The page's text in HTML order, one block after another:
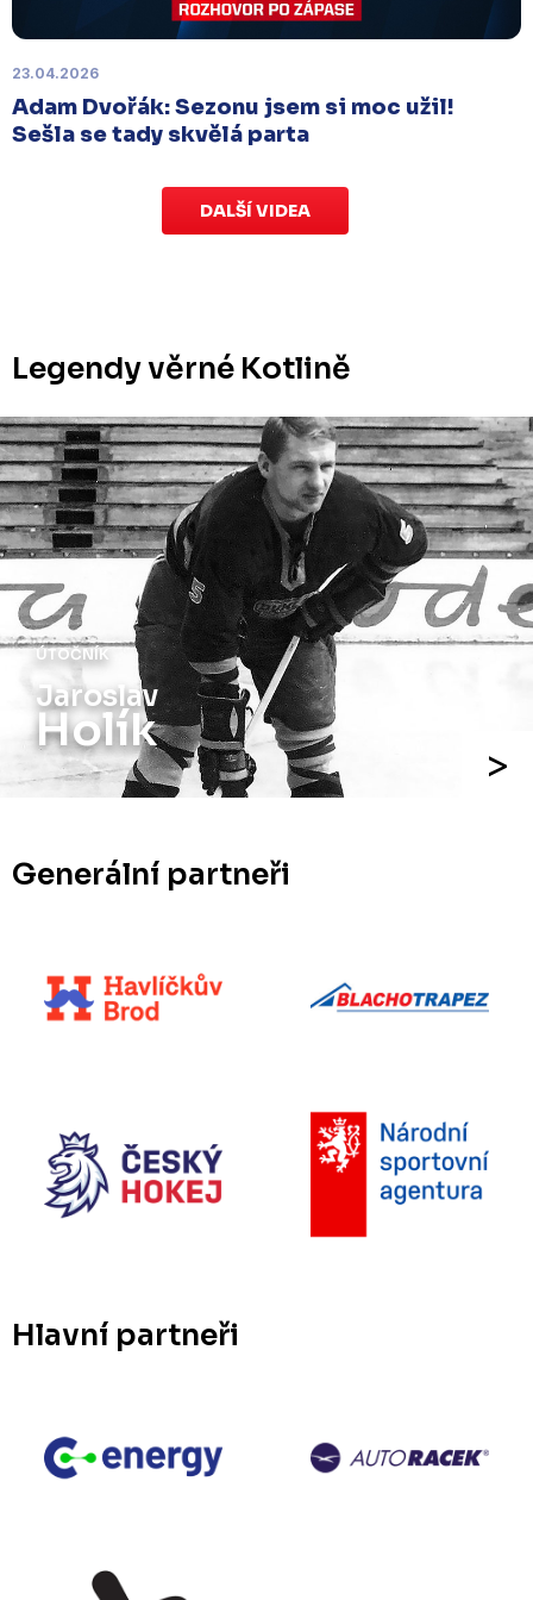
. Kluby se domluvily na náhradním
termínu, Bruslaři se s Ústím nad Labem utkají doma
v Kotlině ve středu 26. listopadu od 18:00
23.04.2026
Adam Dvořák: Sezonu jsem si moc užil!
Sešla se tady skvělá parta
DALŠÍ VIDEA
Legendy věrné Kotlině
ÚTOČNÍK
Jiří
Holík
Generální partneři
Hlavní partneři